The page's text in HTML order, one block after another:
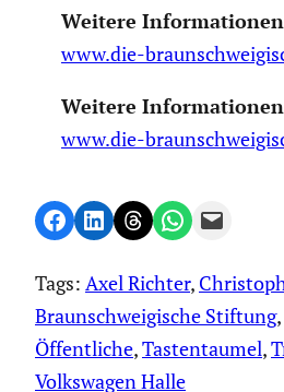
Weitere
www.die-
Weitere
www.die-
Share on Facebook
Share on LinkedIn
Share on Threads
Share on WhatsApp
Email this Page
Tags: Axel Richter,
Braunschweigische Stiftung,
Öffentliche, Tastentaumel,
Volkswagen Halle